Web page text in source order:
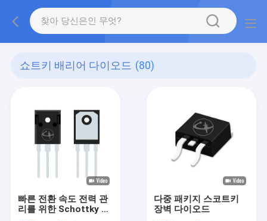
쇼트키 배리어 다이오드 (80)
빠른 전환 속도 전력 관
리를 위한 Schottky 장
다중 패키지 스코트키
장벽 다이오드